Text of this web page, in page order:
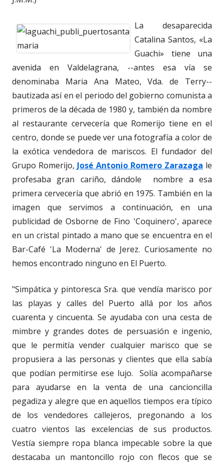
La desaparecida
Catalina Santos, «La
Guachi» tiene una
avenida en Valdelagrana, --antes esa vía se
denominaba Maria Ana Mateo, Vda. de Terry--
bautizada así en el periodo del gobierno comunista a
primeros de la década de 1980 y, también da nombre
al restaurante cervecería que Romerijo tiene en el
centro, donde se puede ver una fotografía a color de
la exótica vendedora de mariscos. El fundador del
Grupo Romerijo, José Antonio Romero Zarazaga le
profesaba gran cariño, dándole nombre a esa
primera cervecería que abrió en 1975. También en la
imagen que servimos a continuación, en una
publicidad de Osborne de Fino 'Coquinero', aparece
en un cristal pintado a mano que se encuentra en el
Bar-Café 'La Moderna' de Jerez. Curiosamente no
hemos encontrado ninguno en El Puerto.
"Simpática y pintoresca Sra. que vendía marisco por
las playas y calles del Puerto allá por los años
cuarenta y cincuenta. Se ayudaba con una cesta de
mimbre y grandes dotes de persuasión e ingenio,
que le permitía vender cualquier marisco que se
propusiera a las personas y clientes que ella sabía
que podían permitirse ese lujo. Solía acompañarse
para ayudarse en la venta de una cancioncilla
pegadiza y alegre que en aquellos tiempos era típico
de los vendedores callejeros, pregonando a los
cuatro vientos las excelencias de sus productos.
Vestía siempre ropa blanca impecable sobre la que
destacaba un mantoncillo rojo con flecos que se